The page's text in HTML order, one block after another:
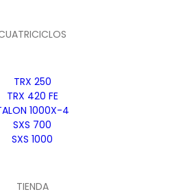
TRX 250
TRX 420 FE
1000X-4
SXS 700
SXS 1000
TIENDA